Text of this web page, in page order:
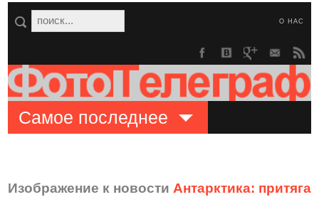
О НАС
Самое последнее
Изображение к новости Антарктика: